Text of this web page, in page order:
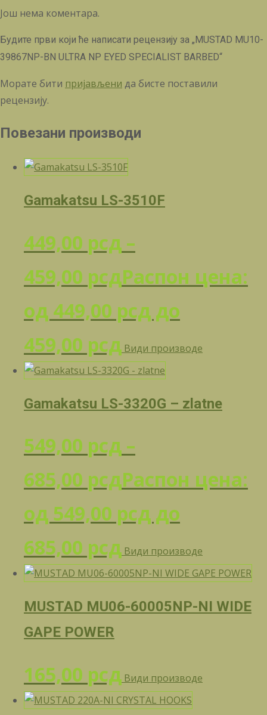
Још нема коментара.
Будите први који ће написати рецензију за „MUSTAD MU10-
39867NP-BN ULTRA NP EYED SPECIALIST BARBED“
Морате бити пријављени да бисте поставили
рецензију.
Повезани производи
Gamakatsu LS-3510F
449,00 рсд –
459,00 рсдРаспон цена:
од 449,00 рсд до
459,00 рсд Види производе
Gamakatsu LS-3320G – zlatne
549,00 рсд –
685,00 рсдРаспон цена:
од 549,00 рсд до
685,00 рсд Види производе
MUSTAD MU06-60005NP-NI WIDE
GAPE POWER
165,00 рсд Види производе